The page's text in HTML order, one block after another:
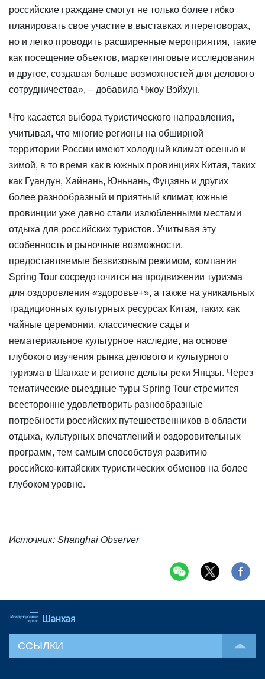
российские граждане смогут не только более гибко
планировать свое участие в выставках и переговорах,
но и легко проводить расширенные мероприятия, такие
как посещение объектов, маркетинговые исследования
и другое, создавая больше возможностей для делового
сотрудничества», – добавила Чжоу Вэйхун.
Что касается выбора туристического направления,
учитывая, что многие регионы на обширной
территории России имеют холодный климат осенью и
зимой, в то время как в южных провинциях Китая, таких
как Гуандун, Хайнань, Юньнань, Фуцзянь и других
более разнообразный и приятный климат, южные
провинции уже давно стали излюбленными местами
отдыха для российских туристов. Учитывая эту
особенность и рыночные возможности,
предоставляемые безвизовым режимом, компания
Spring Tour сосредоточится на продвижении туризма
для оздоровления «здоровье+», а также на уникальных
традиционных культурных ресурсах Китая, таких как
чайные церемонии, классические сады и
нематериальное культурное наследие, на основе
глубокого изучения рынка делового и культурного
туризма в Шанхае и регионе дельты реки Янцзы. Через
тематические выездные туры Spring Tour стремится
всесторонне удовлетворить разнообразные
потребности российских путешественников в области
отдыха, культурных впечатлений и оздоровительных
программ, тем самым способствуя развитию
российско-китайских туристических обменов на более
глубоком уровне.
Источник: Shanghai Observer
ССЫЛКИ